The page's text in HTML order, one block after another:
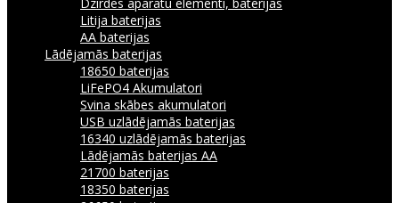
Litija baterijas
AA baterijas
Lādējamās baterijas
18650 baterijas
LiFePO4 Akumulatori
Svina skābes akumulatori
USB uzlādējamās baterijas
16340 uzlādējamās baterijas
Lādējamās baterijas AA
21700 baterijas
18350 baterijas